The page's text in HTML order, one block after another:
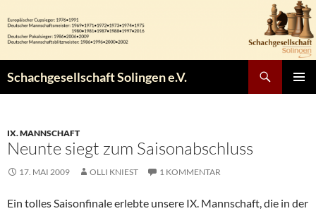
Inhalt
springen
Schachgesellschaft Solingen e.V.
IX. MANNSCHAFT
Neunte siegt zum Saisonabschluss
17. MAI 2009 OLLI KNIEST 1 KOMMENTAR
Ein tolles Saisonfinale erlebte unsere IX. Mannschaft, die in der